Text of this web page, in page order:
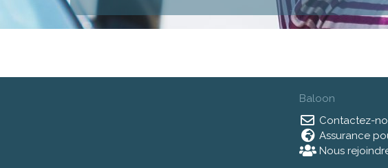
Baloon
Contactez-
Assurance
Nous